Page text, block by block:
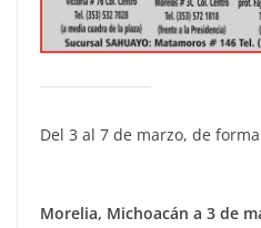
Del 3 al 7 de marzo, de
Morelia, Michoacán a 3 de